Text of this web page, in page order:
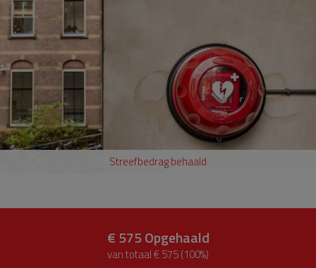
Streefbedrag behaald
€ 575Opgehaald
van totaal € 575 (100%)